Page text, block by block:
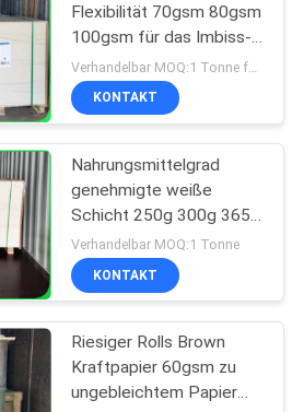
Flexibilität 70gsm 80gsm
100gsm für das Imbiss-
Verpacken
KONTAKT
Nahrungsmittelgrad
genehmigte weiße
Schicht 250g 300g 365g
beschichtete braunes
Kraftpapierbrett
Verhandelbar MOQ:1 Tonne
KONTAKT
Riesiger Rolls Brown
Kraftpapier 60gsm zu
ungebleichtem Papier